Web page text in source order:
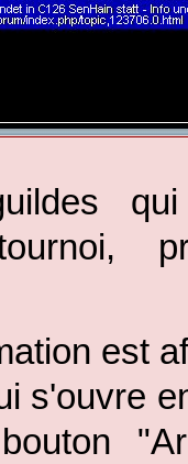
qui
est
s'ouvre